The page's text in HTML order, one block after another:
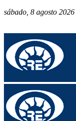
sábado, 8 agosto 2026